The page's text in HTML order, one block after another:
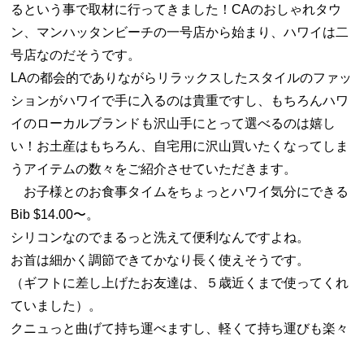
るという事で取材に行ってきました！CAのおしゃれタウ
ン、マンハッタンビーチの一号店から始まり、ハワイは⼆
号店なのだそうです。
LAの都会的でありながらリラックスしたスタイルのファッ
ションがハワイで手に入るのは貴重ですし、もちろんハワ
イのローカルブランドも沢山手にとって選べるのは嬉し
い！お土産はもちろん、自宅用に沢山買いたくなってしま
うアイテムの数々をご紹介させていただきます。
お子様とのお食事タイムをちょっとハワイ気分にできる
Bib $14.00〜。
シリコンなのでまるっと洗えて便利なんですよね。
お首は細かく調節できてかなり長く使えそうです。
（ギフトに差し上げたお友達は、５歳近くまで使ってくれ
ていました）。
クニュっと曲げて持ち運べますし、軽くて持ち運びも楽々